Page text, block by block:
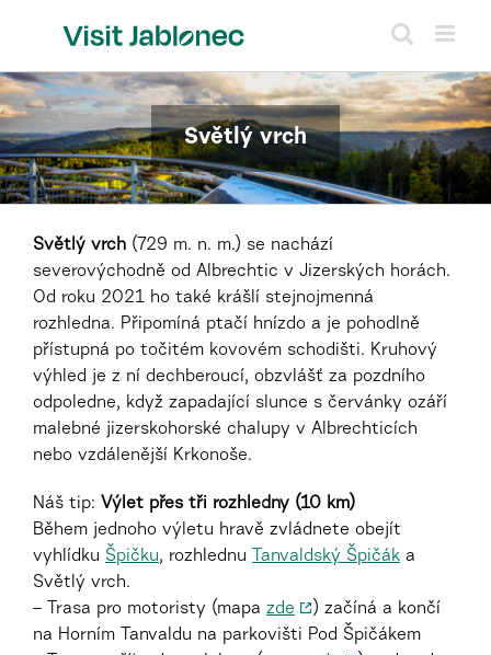
Světlý vrch
Světlý vrch (729 m. n. m.) se nachází
severovýchodně od Albrechtic v Jizerských horách.
Od roku 2021 ho také krášlí stejnojmenná
rozhledna. Připomíná ptačí hnízdo a je pohodlně
přístupná po točitém kovovém schodišti. Kruhový
výhled je z ní dechberoucí, obzvlášť za pozdního
odpoledne, když zapadající slunce s červánky ozáří
malebné jizerskohorské chalupy v Albrechticích
nebo vzdálenější Krkonoše.
Náš tip: Výlet přes tři rozhledny (10 km)
Během jednoho výletu hravě zvládnete obejít
vyhlídku Špičku, rozhlednu Tanvaldský Špičák a
Světlý vrch.
– Trasa pro motoristy (mapa zde
) začíná a končí
na Horním Tanvaldu na parkovišti Pod Špičákem